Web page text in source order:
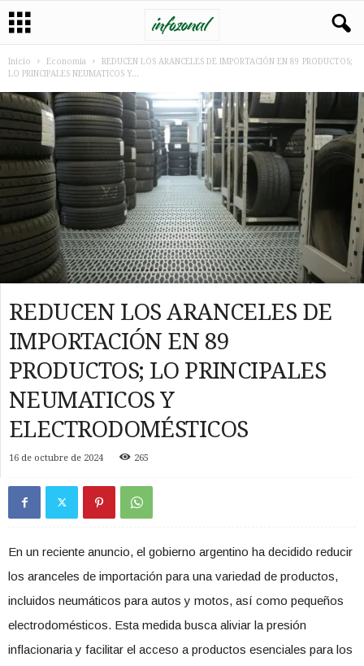
Inicio Economia
REDUCEN LOS ARANCELES DE IMPORTACIÓN EN 89 PRODUCTOS;
LO PRINCIPALES NEUMATICOS Y...
REDUCEN LOS ARANCELES DE
IMPORTACIÓN EN 89
PRODUCTOS; LO PRINCIPALES
NEUMATICOS Y
ELECTRODOMÉSTICOS
16 de octubre de 2024 265
En un reciente anuncio, el gobierno argentino ha decidido reducir
los aranceles de importación para una variedad de productos,
incluidos neumáticos para autos y motos, así como pequeños
electrodomésticos. Esta medida busca aliviar la presión
inflacionaria y facilitar el acceso a productos esenciales para los